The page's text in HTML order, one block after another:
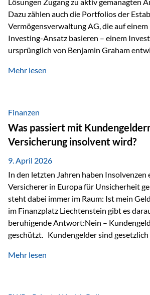
Dazu zählen auch die Portfolios der
Vermögensverwaltung AG, die auf
Investing-Ansatz basieren – einem
ursprünglich von Benjamin Graham
Modernes Value Investing als Grundlage
Fokus stehen Unternehmen, deren
inneren Wert liegt. Neben klassischen
Bewertungskennzahlen werden auch
wie Geschäftsmodell,
Managementqualität…
Mehr lesen
Finanzen
Was passiert mit
Versicherung insolvent wird?
9. April 2026
In den letzten Jahren haben Insolvenzen
Versicherer in Europa für Unsicherheit
steht dabei immer im Raum: Ist mein
im Finanzplatz Liechtenstein gibt es
beruhigende Antwort:Nein –
geschützt. Kundengelder sind
sogenannte Sondermasse. Das
Mehr lesen